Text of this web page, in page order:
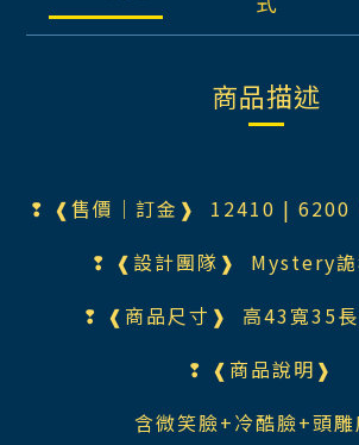
商品描述
❢ ❰售價｜訂金❱ 12410 | 6200
❢ ❰設計團隊❱ Mystery詭
❢ ❰商品尺寸❱ 高43寬35
❢ ❰商品說明❱
含微笑臉+冷酷臉+頭雕